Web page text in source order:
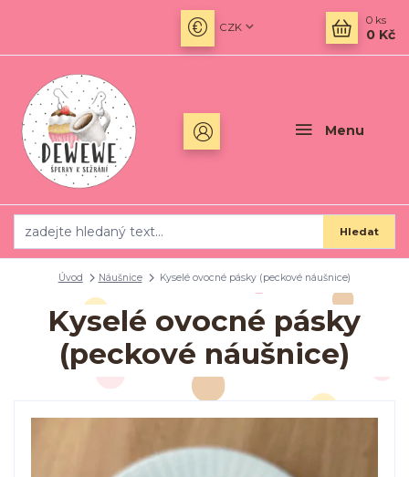
Menu
CZK
Hledat
0 ks
0 Kč
Úvod Náušnice Kyselé ovocné pásky (peckové náušnice)
Kyselé ovocné pásky
(peckové náušnice)